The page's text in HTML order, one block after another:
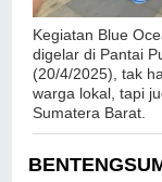
Kegiatan Blue
digelar di Pantai
(20/4/2025), tak
warga lokal, tapi
Sumatera Barat.